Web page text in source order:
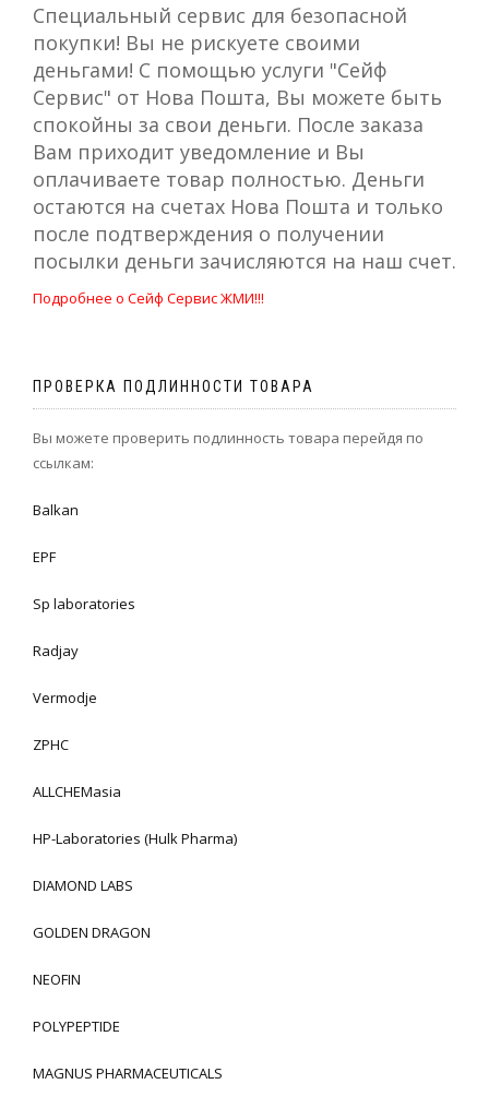
Специальный сервис для безопасной
покупки! Вы не рискуете своими
деньгами! С помощью услуги "Сейф
Сервис" от Нова Пошта, Вы можете быть
спокойны за свои деньги. После заказа
Вам приходит уведомление и Вы
оплачиваете товар полностью. Деньги
остаются на счетах Нова Пошта и только
после подтверждения о получении
посылки деньги зачисляются на наш счет.
Подробнее о Сейф Сервис ЖМИ!!!
ПРОВЕРКА ПОДЛИННОСТИ ТОВАРА
Вы можете проверить подлинность товара перейдя по
ссылкам:
Balkan
EPF
Sp laboratories
Radjay
Vermodje
ZPHC
ALLCHEMasia
HP-Laboratories (Hulk Pharma)
DIAMOND LABS
GOLDEN DRAGON
NEOFIN
POLYPEPTIDE
MAGNUS PHARMACEUTICALS